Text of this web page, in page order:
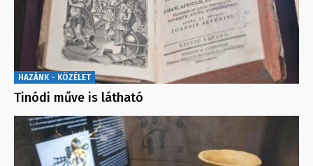
HAZÁNK - KÖZÉLET
Tinódi műve is látható